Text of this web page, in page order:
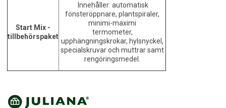
Start Mix -
tillbehörspaket
Innehåller: automatisk
fönsteröppnare, plantspiraler,
minimi-maximi
termometer,
upphängningskrokar, hylsnyckel,
specialskruvar och muttrar samt
rengöringsmedel.